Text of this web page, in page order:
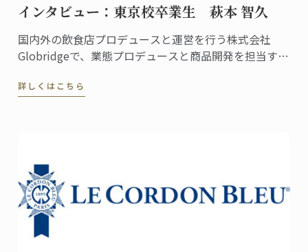
インタビュー：東京校卒業生 萩本 智久
国内外の飲食店プロデュースと運営を行う株式会社
Globridgeで、業態プロデュースと商品開発を担当する
得し、まだ20代の若さながら、料理人の気持ちを大切
詳しくはこちら